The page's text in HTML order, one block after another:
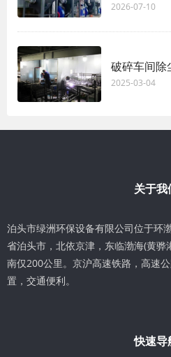
2026-07-10
破碎车间除
2025-03-04
关于我
泊头市绿洲环保设备有限公司位于环
省泊头市，北依京津，东临渤海(黄
南仅200公里。京沪高速铁路，高速
置，交通便利。
快速导